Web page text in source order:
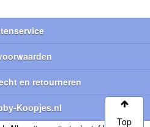
en retourneren
Koopjes.nl
Top